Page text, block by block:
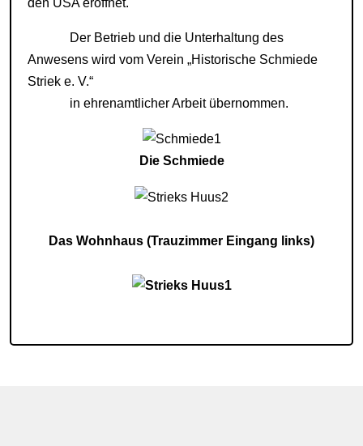
den USA eröffnet.
Der Betrieb und die Unterhaltung des
Anwesens wird vom Verein „Historische Schmiede
Striek e. V.“
in ehrenamtlicher Arbeit übernommen.
Die Schmiede
Das Wohnhaus (Trauzimmer Eingang links)